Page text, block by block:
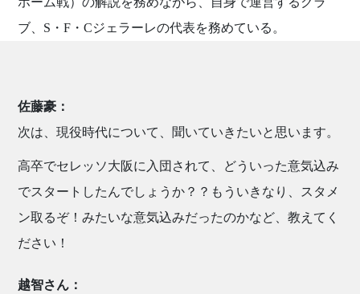
ブ、S・F・Cジェラーレの代表を務めている。
佐藤豪：
次は、現役時代について、聞いていきたいと思います。
高卒でセレッソ大阪に入団されて、どういった意気込み
でスタートしたんでしょうか？？もういきなり、スタメ
ン取るぞ！みたいな意気込みだったのかなど、教えてく
ださい！
越智さん：